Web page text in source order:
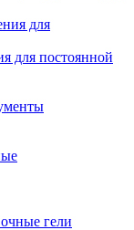
для постоянной
гели